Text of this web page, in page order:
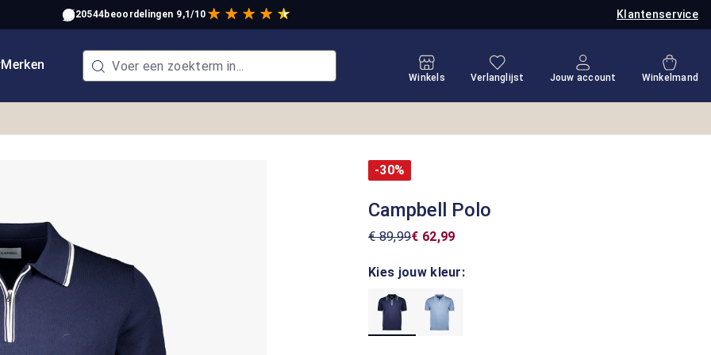
Klantenservice
20544beoordelingen 9,1/10
Merken
Winkels
Je hebt 0 items op je verlanglijstje
Verlanglijst Jouw account Winkelmand
-30%
Campbell Polo
€ 89,99€ 62,99
Kies jouw kleur: